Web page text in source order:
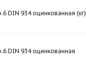
DIN 934 оцинкованная (кг)
DIN 934 оцинкованная